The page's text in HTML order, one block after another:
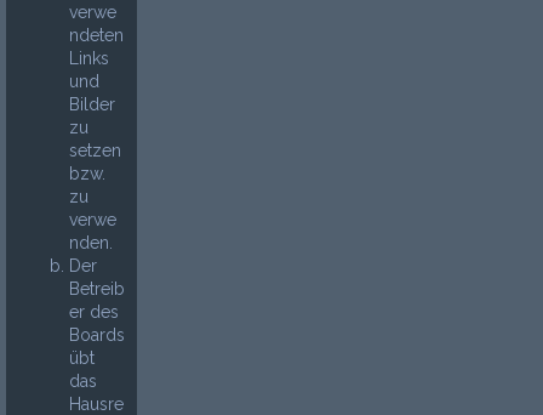
verwe
ndeten
Links
und
Bilder
zu
setzen
bzw.
zu
verwe
nden.
Der
Betreib
er des
Boards
übt
das
Hausre